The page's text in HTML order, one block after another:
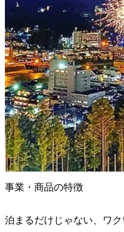
事業・商品の特徴
泊まるだけじゃない、ワ